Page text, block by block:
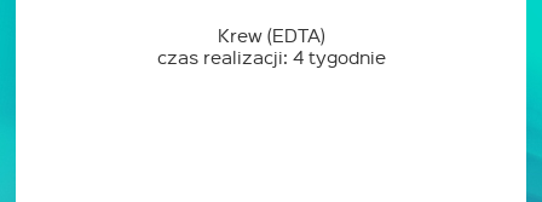
Krew (EDTA)
czas realizacji: 4 tygodnie